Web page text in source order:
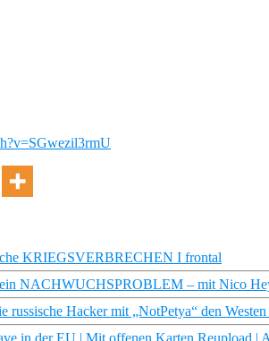
KRIEGSVERBRECHEN I frontal
ein NACHWUCHSPROBLEM – mit Nico
russische Hacker mit „NotPetya“ den